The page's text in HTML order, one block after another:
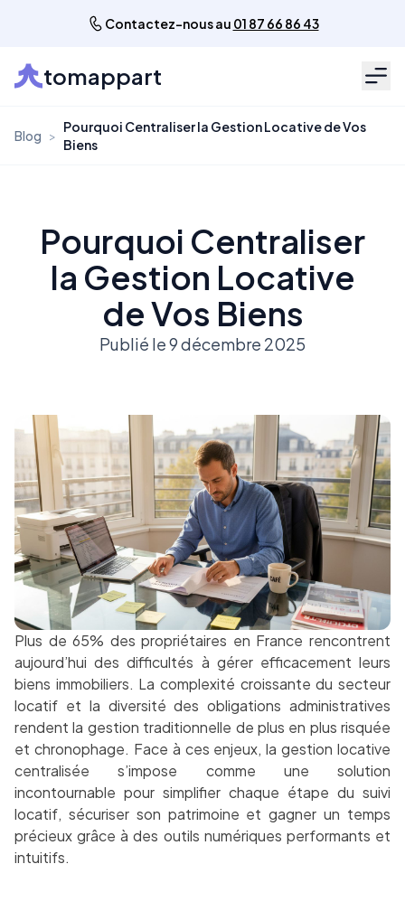
Contactez-nous au 01 87 66 86 43
tomappart
Blog >
Pourquoi Centraliser la Gestion Locative de Vos
Biens
Pourquoi Centraliser
la Gestion Locative
de Vos Biens
Publié le 9 décembre 2025
Plus de 65% des propriétaires en France rencontrent
aujourd’hui des difficultés à gérer efficacement leurs
biens immobiliers. La complexité croissante du secteur
locatif et la diversité des obligations administratives
rendent la gestion traditionnelle de plus en plus risquée
et chronophage. Face à ces enjeux, la gestion locative
centralisée s’impose comme une solution
incontournable pour simplifier chaque étape du suivi
locatif, sécuriser son patrimoine et gagner un temps
précieux grâce à des outils numériques performants et
intuitifs.